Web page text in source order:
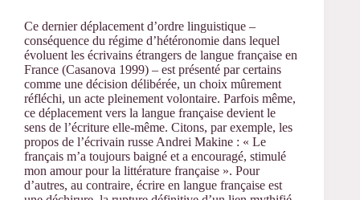
Ce dernier déplacement d’ordre linguistique –
conséquence du régime d’hétéronomie dans lequel
évoluent les écrivains étrangers de langue française en
France (Casanova 1999) – est présenté par certains
comme une décision délibérée, un choix mûrement
réfléchi, un acte pleinement volontaire. Parfois même,
ce déplacement vers la langue française devient le
sens de l’écriture elle-même. Citons, par exemple, les
propos de l’écrivain russe Andrei Makine : « Le
français m’a toujours baigné et a encouragé, stimulé
mon amour pour la littérature française ». Pour
d’autres, au contraire, écrire en langue française est